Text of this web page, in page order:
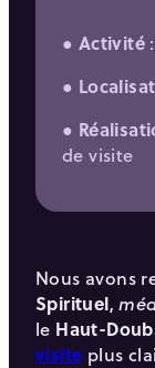
● Activité
●
●
de visite
Nous avons
Spirituel,
le Haut-
visite plus